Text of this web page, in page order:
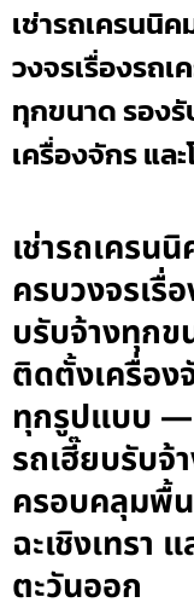
เช่ารถเครนนิ
วงจรเรื่องรถเ
ทุกขนาด รอง
เครื่องจักร แล
เช่ารถเครน
ครบวงจรเรื่
บรับจ้างทุกข
ติดตั้งเครื่อง
ทุกรูปแบบ —
รถเฮี๊ยบรับจ้
ครอบคลุมพื้
ฉะเชิงเทรา
ตะวันออก